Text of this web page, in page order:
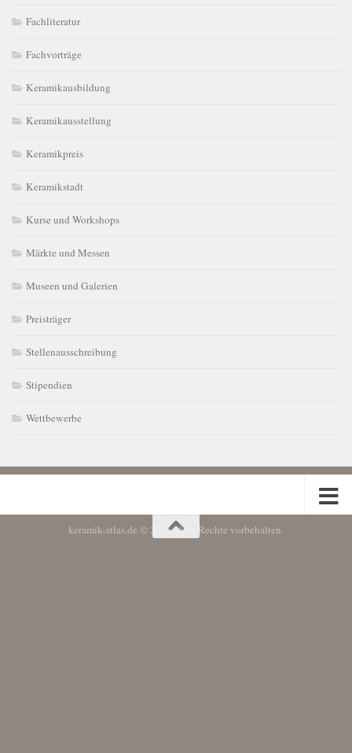
Fachliteratur
Fachvorträge
Keramikausbildung
Keramikausstellung
Keramikpreis
Keramikstadt
Kurse und Workshops
Märkte und Messen
Museen und Galerien
Preisträger
Stellenausschreibung
Stipendien
Wettbewerbe
keramik-atlas.de © 2026. Alle Rechte vorbehalten.